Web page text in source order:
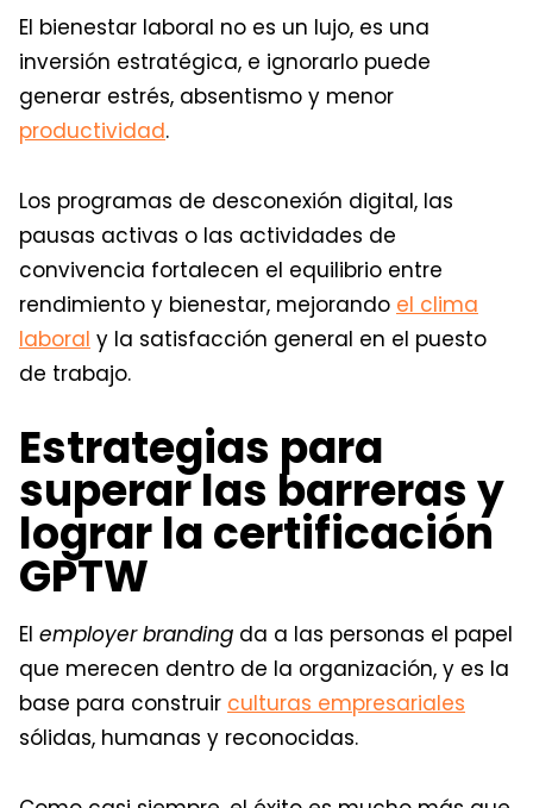
El bienestar laboral no es un lujo, es una
inversión estratégica, e ignorarlo puede
generar estrés, absentismo y menor
productividad.
Los programas de desconexión digital, las
pausas activas o las actividades de
convivencia fortalecen el equilibrio entre
rendimiento y bienestar, mejorando el clima
laboral y la satisfacción general en el puesto
de trabajo.
Estrategias para
superar las barreras y
lograr la certificación
GPTW
El employer branding da a las personas el papel
que merecen dentro de la organización, y es la
base para construir culturas empresariales
sólidas, humanas y reconocidas.